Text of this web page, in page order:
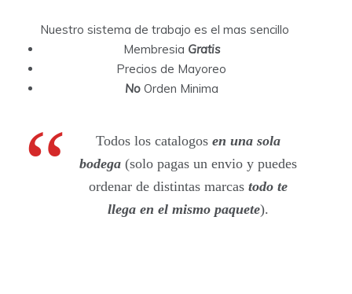
Nuestro sistema de trabajo es el mas sencillo
Membresia Gratis
Precios de Mayoreo
NoOrden Minima
Todos los catalogos en una sola
bodega (solo pagas un envio y puedes
ordenar de distintas marcastodo te
llega en el mismo paquete).